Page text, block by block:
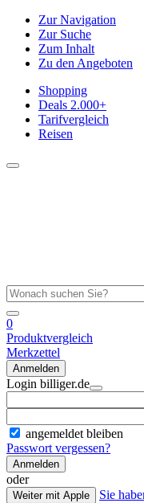
Zur Navigation
Zur Suche
Zum Inhalt
Zu den Angeboten
Shopping
Deals 2.000+
Tarifvergleich
Reisen
0
Produktvergleich
Merkzettel
Anmelden
Login billiger.de
angemeldet bleiben
Passwort vergessen?
Anmelden
oder
Weiter mit Apple
Sie